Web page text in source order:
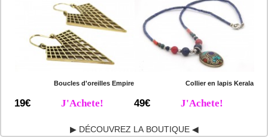
Boucles d'oreilles Empire
19€ J'Achete!
Collier en lapis Kerala
49€ J'Achete!
▶ DÉCOUVREZ LA BOUTIQUE ◀